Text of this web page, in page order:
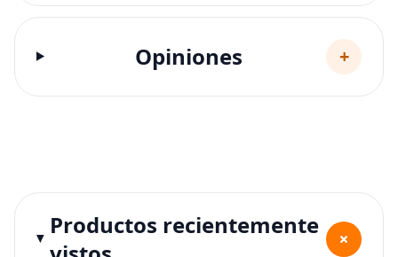
Opiniones +
Productos recientemente
+